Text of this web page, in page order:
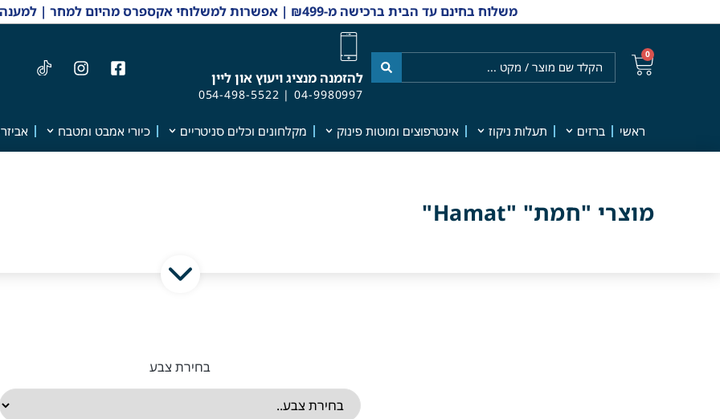
משלוח בחינם עד הבית ברכישה מ-₪499 | אפשרות למשלוחי אקספרס מהיום למחר | למענה אנושי והזמנות 04-9980997
0
להזמנה מנציג ויעוץ און ליין
04-9980997
|
054-498-5522
ראשי ברזים תעלות ניקוז אינטרפוצים ומוטות פינוק מקלחונים וכלים סניטריים כיורי אמבט ומטבח
מוצרי "חמת" "Hamat"
בחירת צבע